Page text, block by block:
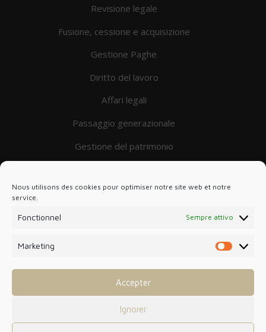
Nous utilisons des cookies pour optimiser notre site web et notre
service.
Fonctionnel Sempre attivo
Marketing
Accepter
Ignorer
Revisione legale
Fusione, cessione e acquisizione
Gestione Paghe
Diritto del lavoro
Affari legali
Passaggio generazionale
Gestione del patrimonio
IL GRUPPO
Français